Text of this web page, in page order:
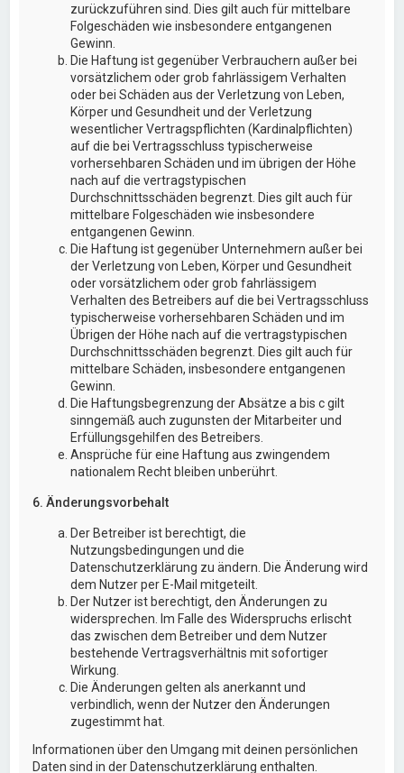
zurückzuführen sind. Dies gilt auch für mittelbare
Folgeschäden wie insbesondere entgangenen
Gewinn.
Die Haftung ist gegenüber Verbrauchern außer bei
vorsätzlichem oder grob fahrlässigem Verhalten
oder bei Schäden aus der Verletzung von Leben,
Körper und Gesundheit und der Verletzung
wesentlicher Vertragspflichten (Kardinalpflichten)
auf die bei Vertragsschluss typischerweise
vorhersehbaren Schäden und im übrigen der Höhe
nach auf die vertragstypischen
Durchschnittsschäden begrenzt. Dies gilt auch für
mittelbare Folgeschäden wie insbesondere
entgangenen Gewinn.
Die Haftung ist gegenüber Unternehmern außer bei
der Verletzung von Leben, Körper und Gesundheit
oder vorsätzlichem oder grob fahrlässigem
Verhalten des Betreibers auf die bei Vertragsschluss
typischerweise vorhersehbaren Schäden und im
Übrigen der Höhe nach auf die vertragstypischen
Durchschnittsschäden begrenzt. Dies gilt auch für
mittelbare Schäden, insbesondere entgangenen
Gewinn.
Die Haftungsbegrenzung der Absätze a bis c gilt
sinngemäß auch zugunsten der Mitarbeiter und
Erfüllungsgehilfen des Betreibers.
Ansprüche für eine Haftung aus zwingendem
nationalem Recht bleiben unberührt.
6. Änderungsvorbehalt
Der Betreiber ist berechtigt, die
Nutzungsbedingungen und die
Datenschutzerklärung zu ändern. Die Änderung wird
dem Nutzer per E-Mail mitgeteilt.
Der Nutzer ist berechtigt, den Änderungen zu
widersprechen. Im Falle des Widerspruchs erlischt
das zwischen dem Betreiber und dem Nutzer
bestehende Vertragsverhältnis mit sofortiger
Wirkung.
Die Änderungen gelten als anerkannt und
verbindlich, wenn der Nutzer den Änderungen
zugestimmt hat.
Informationen über den Umgang mit deinen persönlichen
Daten sind in der Datenschutzerklärung enthalten.